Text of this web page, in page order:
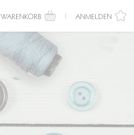
WARENKORB ANMELDEN